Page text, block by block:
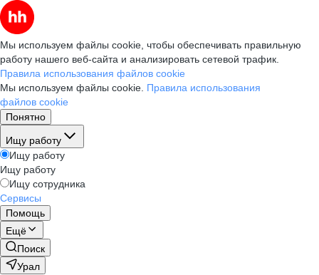
Мы используем файлы cookie, чтобы обеспечивать правильную
работу нашего веб-сайта и анализировать сетевой трафик.
Правила использования файлов cookie
Мы используем файлы cookie. Правила использования
файлов cookie
Понятно
Ищу работу
Ищу работу
Ищу работу
Ищу сотрудника
Сервисы
Помощь
Ещё
Поиск
Урал